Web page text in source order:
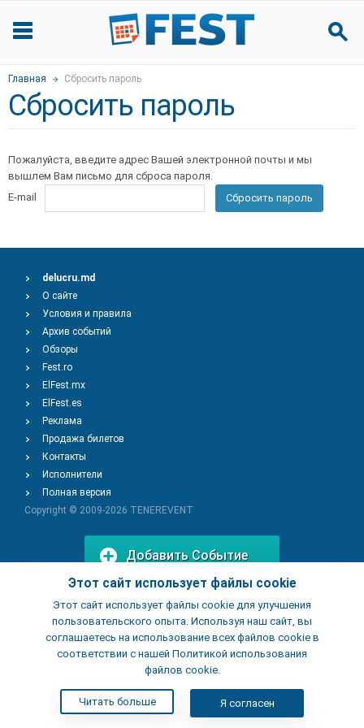
Главная Сбросить пароль
Сбросить пароль
Пожалуйста, введите адрес Вашей электронной почты и мы
вышлем Вам письмо для сброса пароля.
E-mail
Сбросить пароль
Этот сайт использует файлы cookie
Этот сайт использует файлы cookie для улучшения
пользовательского опыта. Используя наш сайт, вы
соглашаетесь на использование всех файлов cookie в
соответствии с нашей Политикой использования
файлов cookie.
Читать больше Я согласен
delucru.md
О сайте
Условия и правила
Архив событий
Обзоры
Fest.ro
ElFest.mx
ElFest.es
Реклама
Продажа билетов
Контакты
Исполнители
Полная версия
Copyright © 2009-2026 TENEREVENT
Добавить Событие
Добавить Заведение